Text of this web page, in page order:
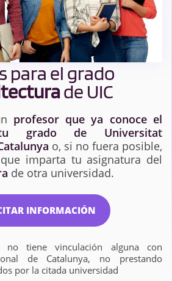
para el grado
de UIC
profesor que ya conoce el
grado de Universitat
o, si no fuera posible,
imparta tu asignatura del
de otra universidad.
INFORMACIÓN
no tiene vinculación alguna con
de Catalunya, no prestando
por la citada universidad